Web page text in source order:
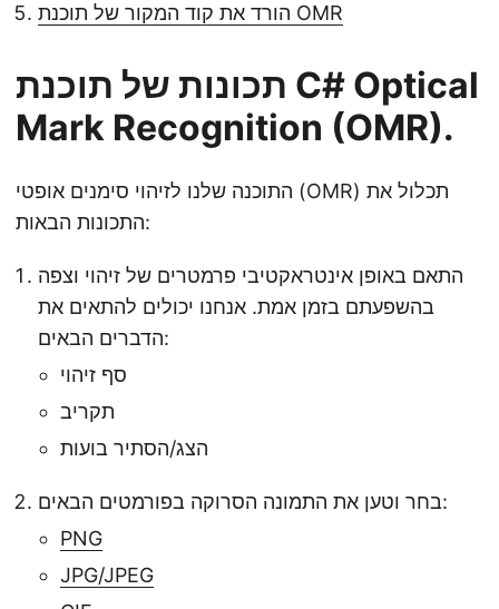
הורד את קוד המקור של תוכנת OMR
תכונות של תוכנת C# Optical
Mark Recognition (OMR).
התוכנה שלנו לזיהוי סימנים אופטי (OMR) תכלול את
התכונות הבאות:
התאם באופן אינטראקטיבי פרמטרים של זיהוי וצפה
בהשפעתם בזמן אמת. אנחנו יכולים להתאים את
הדברים הבאים:
סף זיהוי
תקריב
הצג/הסתיר בועות
בחר וטען את התמונה הסרוקה בפורמטים הבאים:
PNG
JPG/JPEG